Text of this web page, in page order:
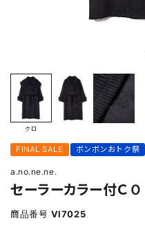
クロ
FINAL SALE ボンボンおトク祭
a.no.ne.ne.
セーラーカラー付ＣＯ
商品番号 VI7025